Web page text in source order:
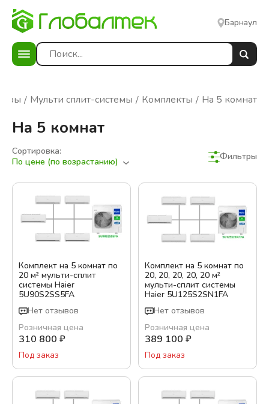
Барнаул
Мульти сплит-системы Комплекты На 5 комнат
На 5 комнат
Сортировка:
По цене (по возрастанию)
Фильтры
В наличии
Цена:
Бренд:
Haier
IGC
Цвет:
Белый
Гарантия, месяц:
Комплект на 5 комнат по
20 м² мульти-сплит
системы Haier
5U90S2SS5FA
Нет отзывов
Розничная цена
310 800 ₽
Под заказ
Комплект на 5 комнат по
20, 20, 20, 20, 20 м²
мульти-сплит системы
Haier 5U125S2SN1FA
Нет отзывов
Розничная цена
389 100 ₽
Под заказ